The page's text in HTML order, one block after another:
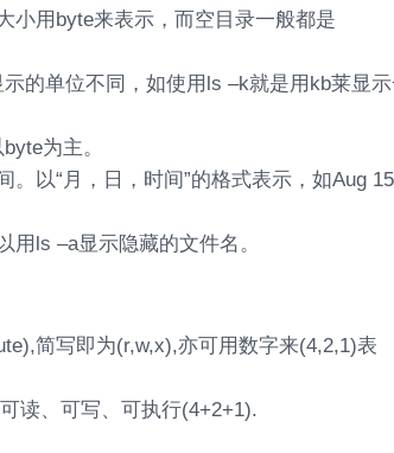
小用byte来表示，而空目录一般都是
的单位不同，如使用ls –k就是用kb莱显
为主。
。以“月，日，时间”的格式表示，如Aug 15
用ls –a显示隐藏的文件名。
简写即为(r,w,x),亦可用数字来(4,2,1)表
读、可写、可执行(4+2+1).